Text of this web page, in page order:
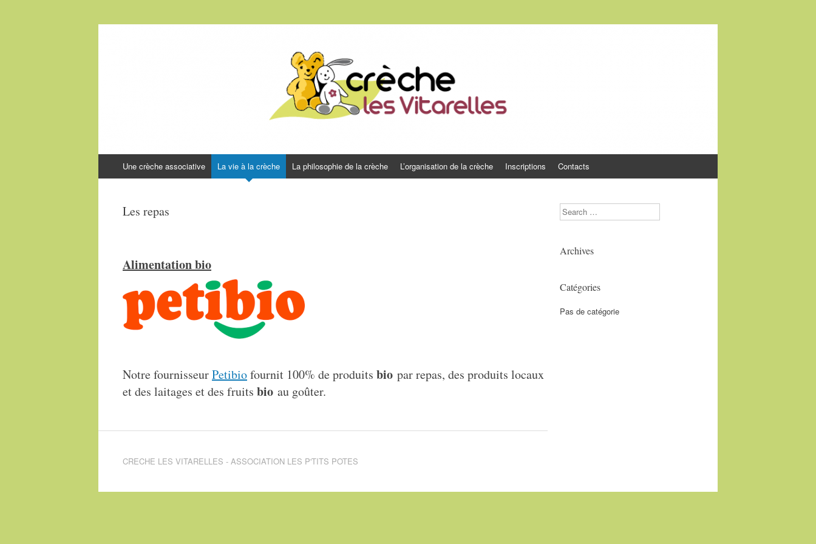
CRECHE LES VITARELLES
Aller au contenu
Une crèche associative La vie à la crèche La philosophie de la crèche L’organisation de la crèche Inscriptions Contacts
Les repas
Alimentation bio
Notre fournisseurPetibiofournit 100% de produits bio par repas, des produits locaux
et des laitages et des fruits bio au goûter.
Search
Archives
Catégories
Pas de catégorie
CRECHE LES VITARELLES - ASSOCIATION LES P'TITS POTES